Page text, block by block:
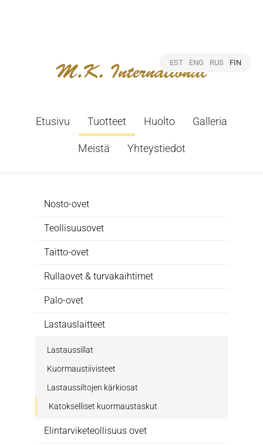
EST ENG RUS FIN
Etusivu Tuotteet Huolto Galleria
Meistä Yhteystiedot
Nosto-ovet
Teollisuusovet
Taitto-ovet
Rullaovet & turvakaihtimet
Palo-ovet
Lastauslaitteet
Lastaussillat
Kuormaustiivisteet
Lastaussiltojen kärkiosat
Katokselliset kuormaustaskut
Elintarviketeollisuus ovet